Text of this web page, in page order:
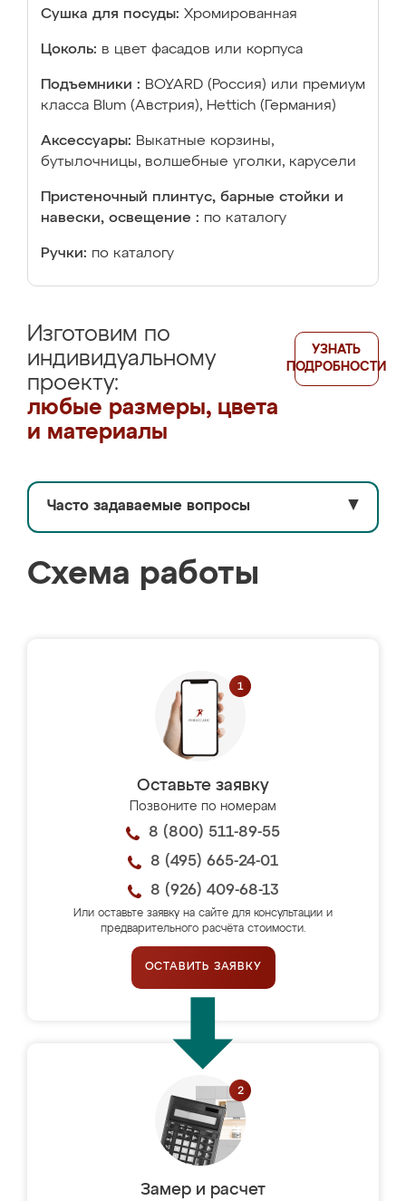
Сушка для посуды: Хромированная
Цоколь: в цвет фасадов или корпуса
Подъемники : BOYARD (Россия) или премиум
класса Blum (Австрия), Hettich (Германия)
Аксессуары: Выкатные корзины,
бутылочницы, волшебные уголки, карусели
Пристеночный плинтус, барные стойки и
навески, освещение : по каталогу
Ручки: по каталогу
Изготовим по
индивидуальному
проекту:
любые размеры, цвета
и материалы
УЗНАТЬ
ПОДРОБНОСТИ
Часто задаваемые вопросы ▼
Схема работы
Оставьте заявку
Позвоните по номерам
8 (800) 511-89-55
8 (495) 665-24-01
8 (926) 409-68-13
Или оставьте заявку на сайте для консультации и
предварительного расчёта стоимости.
ОСТАВИТЬ ЗАЯВКУ
Замер и расчет